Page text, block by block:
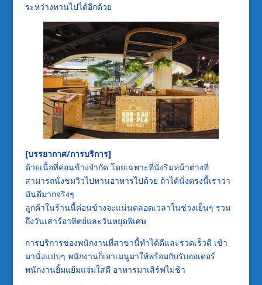
ระหว่างทานไปได้อีกด้วย
[บรรยากาศ/การบริการ]
ด้วยเนื้อที่ค่อนข้างจำกัด โดยเฉพาะที่นั่งริมหน้าต่างที่
สามารถนั่งชมวิวไปทานอาหารไปด้วย ถ้าได้นั่งตรงนี้เราว่า
มันดีมากจริงๆ
ลูกค้าในร้านนี้ค่อนข้างจะแน่นตลอดเวลาในช่วงเย็นๆ รวม
ถึงวันเสาร์อาทิตย์และวันหยุดพิเศษ
การบริการของพนักงานที่สาขานี้ทำได้ดีและรวดเร็วดี เข้า
มานั่งแปปๆ พนักงานก็เอาเมนูมาให้พร้อมกับรับออเดอร์
พนักงานยิ้มแย้มแจ่มใสดี อาหารมาเสิร์ฟไม่ช้า